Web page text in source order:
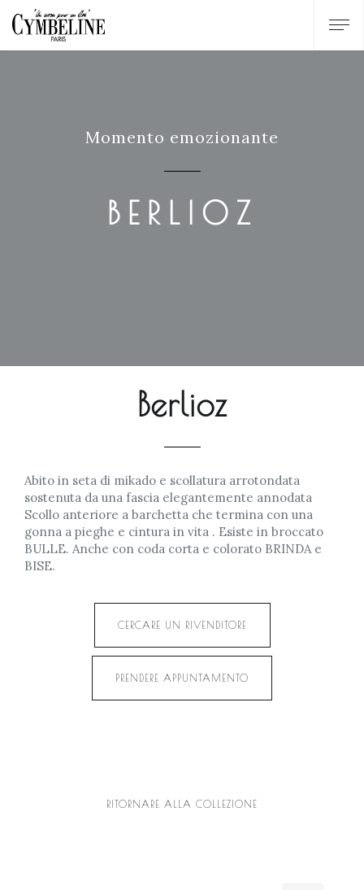
Momento emozionante
BERLIOZ
Berlioz
Abito in seta di mikado e scollatura arrotondata
sostenuta da una fascia elegantemente annodata
Scollo anteriore a barchetta che termina con una
gonna a pieghe e cintura in vita . Esiste in broccato
BULLE. Anche con coda corta e colorato BRINDA e
BISE.
CERCARE UN RIVENDITORE
PRENDERE APPUNTAMENTO
RITORNARE ALLA COLLEZIONE